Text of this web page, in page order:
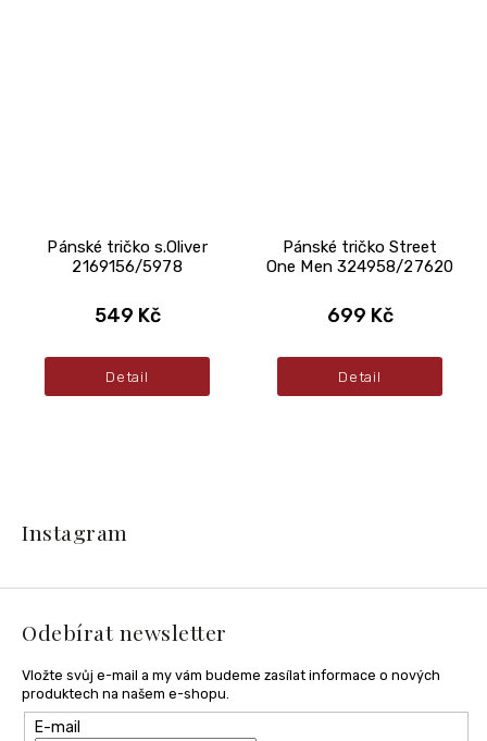
Pánské tričko s.Oliver
2169156/5978
549 Kč
Detail
Pánské tričko Street
One Men 324958/27620
699 Kč
Detail
t
Instagram
Odebírat newsletter
Vložte svůj e-mail a my vám budeme zasílat informace o nových
produktech na našem e-shopu.
E-mail